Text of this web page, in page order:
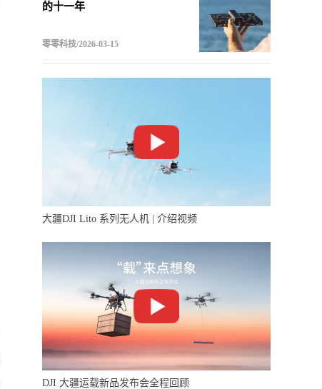
的十一年
零零科技/2026-03-15
大疆DJI Lito 系列无人机 | 介绍视频
DJI 大疆运载新品发布会全程回顾